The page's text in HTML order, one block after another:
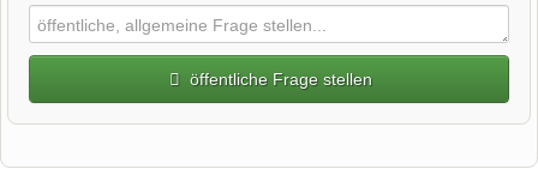
öffentliche Frage stellen